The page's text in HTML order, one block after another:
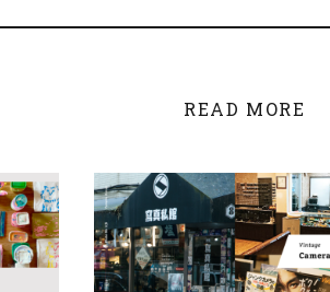
READ MORE